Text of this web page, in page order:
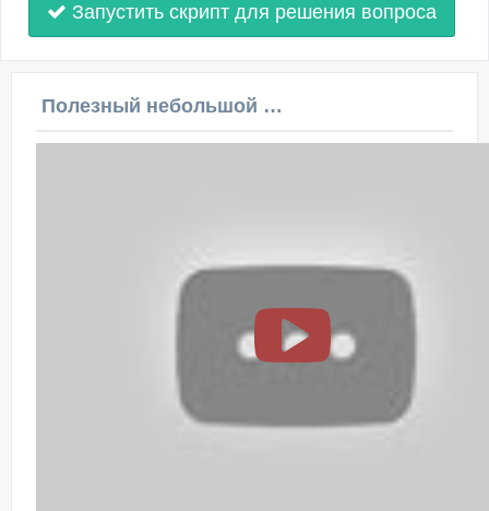
Запустить скрипт для решения вопроса
Полезный небольшой видеоурок по этой теме